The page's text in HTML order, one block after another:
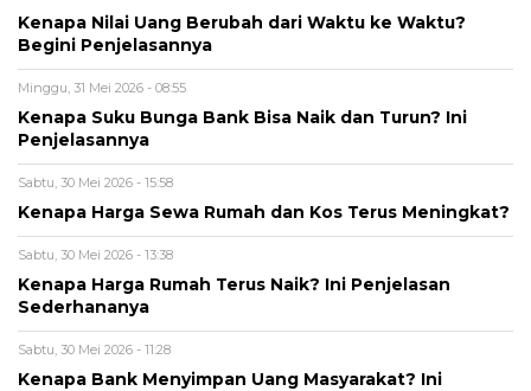
Kenapa Nilai Uang Berubah dari Waktu ke Waktu?
Begini Penjelasannya
Minggu, 31 Mei 2026 - 08:55
Kenapa Suku Bunga Bank Bisa Naik dan Turun? Ini
Penjelasannya
Sabtu, 30 Mei 2026 - 15:58
Kenapa Harga Sewa Rumah dan Kos Terus Meningkat?
Sabtu, 30 Mei 2026 - 13:38
Kenapa Harga Rumah Terus Naik? Ini Penjelasan
Sederhananya
Sabtu, 30 Mei 2026 - 11:28
Kenapa Bank Menyimpan Uang Masyarakat? Ini